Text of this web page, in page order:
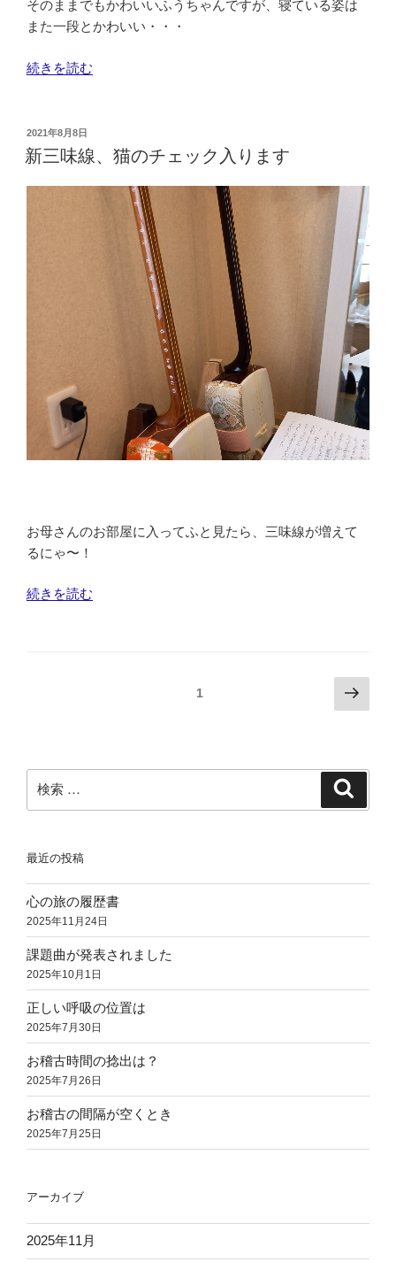
そのままでもかわいいふうちゃんですが、寝ている姿は
また一段とかわいい・・・
“お
み
猫
続きを読む
投
稿
日:
2021年8月8日
新三味線、猫のチェック入ります
お母さんのお部屋に入ってふと見たら、三味線が増えて
るにゃ〜！
“新
ク
す”
続きを読む
ー
ジ
り
1
次
の
ジ
索:
最近の投稿
心の旅の履歴書
2025年11月24日
課題曲が発表されました
2025年10月1日
正しい呼吸の位置は
2025年7月30日
お稽古時間の捻出は？
2025年7月26日
お稽古の間隔が空くとき
2025年7月25日
アーカイブ
2025年11月